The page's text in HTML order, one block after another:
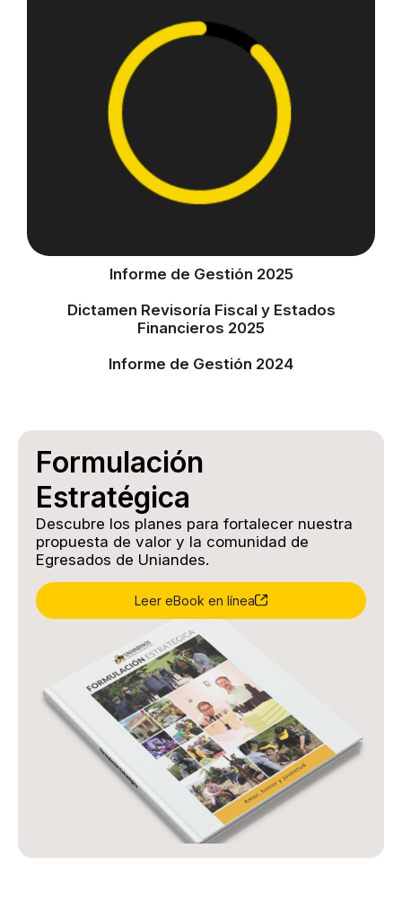
Informe de Gestión 2025
Dictamen Revisoría Fiscal y Estados
Financieros 2025
Informe de Gestión 2024
Formulación
Estratégica
Descubre los planes para fortalecer nuestra
propuesta de valor y la comunidad de
Egresados de Uniandes.
Leer eBook en línea